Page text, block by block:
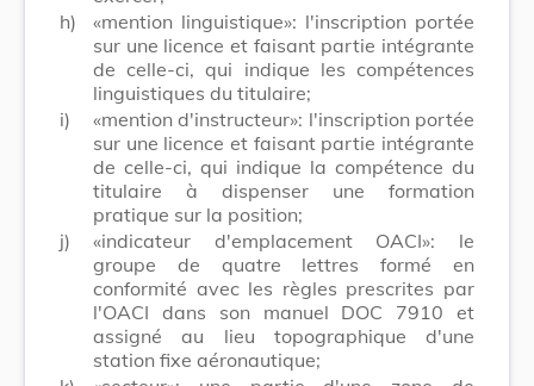
h)
«mention linguistique»: l'inscription portée
sur une licence et faisant partie intégrante
de celle-ci, qui indique les compétences
linguistiques du titulaire;
i)
«mention d'instructeur»: l'inscription portée
sur une licence et faisant partie intégrante
de celle-ci, qui indique la compétence du
titulaire à dispenser une formation
pratique sur la position;
j)
«indicateur d'emplacement OACI»: le
groupe de quatre lettres formé en
conformité avec les règles prescrites par
l'OACI dans son manuel DOC 7910 et
assigné au lieu topographique d'une
station fixe aéronautique;